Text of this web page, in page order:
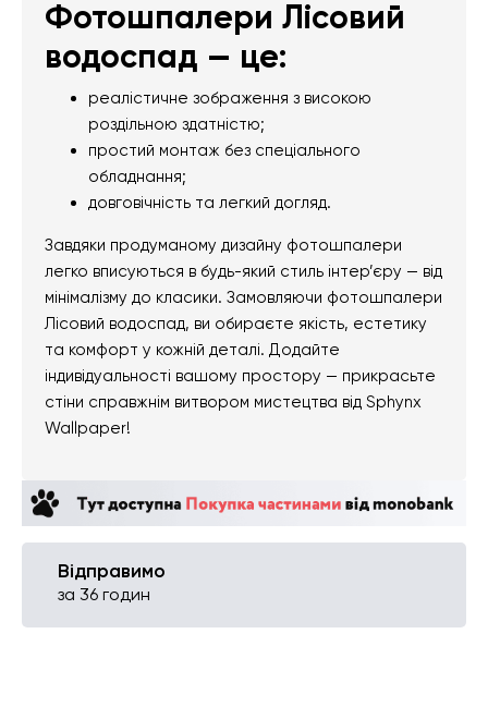
Фотошпалери Лісовий
водоспад — це:
реалістичне зображення з високою
роздільною здатністю;
простий монтаж без спеціального
обладнання;
довговічність та легкий догляд.
Завдяки продуманому дизайну фотошпалери
легко вписуються в будь-який стиль інтер’єру — від
мінімалізму до класики. Замовляючи фотошпалери
Лісовий водоспад, ви обираєте якість, естетику
та комфорт у кожній деталі. Додайте
індивідуальності вашому простору — прикрасьте
стіни справжнім витвором мистецтва від Sphynx
Wallpaper!
Відправимо
за 36 годин